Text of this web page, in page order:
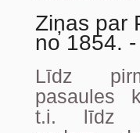
Ziņas par
no 1854.
Līdz
pasaules
t.i. līdz